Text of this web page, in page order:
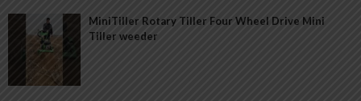
MiniTiller Rotary Tiller Four Wheel Drive Mini
Tiller weeder